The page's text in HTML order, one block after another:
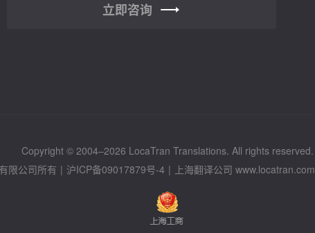
立即咨询
Copyright © 2004–2026 LocaTran Translations. All rights reserved.
限公司所有 | 沪ICP备09017879号-4 | 上海翻译公司 www.locatran.com